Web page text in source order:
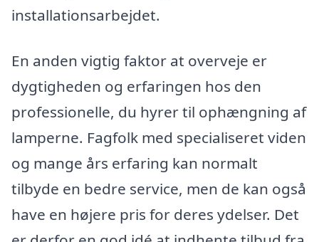
installationsarbejdet.
En anden vigtig faktor at overveje er
dygtigheden og erfaringen hos den
professionelle, du hyrer til ophængning af
lamperne. Fagfolk med specialiseret viden
og mange års erfaring kan normalt
tilbyde en bedre service, men de kan også
have en højere pris for deres ydelser. Det